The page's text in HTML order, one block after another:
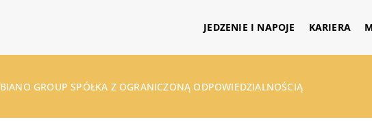
JEDZENIE I NAPOJE KARIERA
BIANO GROUP SPÓŁKA Z OGRANICZONĄ ODPOWIEDZIALNOŚCIĄ